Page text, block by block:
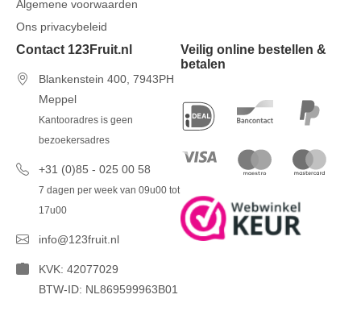
Algemene voorwaarden
Ons privacybeleid
Contact 123Fruit.nl
Blankenstein 400, 7943PH
Meppel
Kantooradres is geen
bezoekersadres
+31 (0)85 - 025 00 58
7 dagen per week van 09u00 tot
17u00
info@123fruit.nl
KVK: 42077029
BTW-ID: NL869599963B01
Veilig online bestellen &
betalen